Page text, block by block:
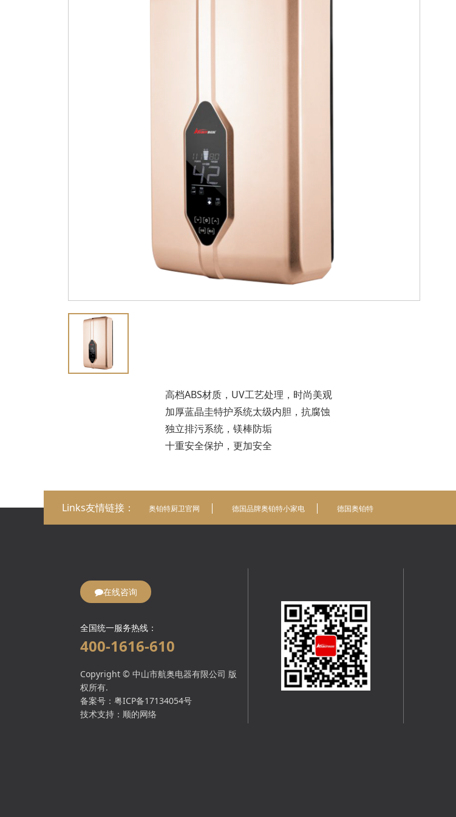
高档ABS材质，UV工艺处理，时尚美观
加厚蓝晶圭特护系统太级内胆，抗腐蚀
独立排污系统，镁棒防垢
十重安全保护，更加安全
Links友情链接： 奥铂特厨卫官网 德国品牌奥铂特小家电 德国奥铂特
在线咨询
全国统一服务热线：
400-1616-610
Copyright © 中山市航奥电器有限公司 版
权所有.
备案号： 粤ICP备17134054号
技术支持： 顺的网络